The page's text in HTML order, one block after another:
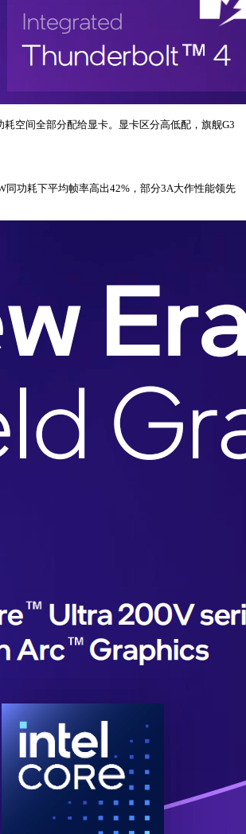
空间全部分配给显卡。显卡区分高低配，旗舰G3
同功耗下平均帧率高出42%，部分3A大作性能领先